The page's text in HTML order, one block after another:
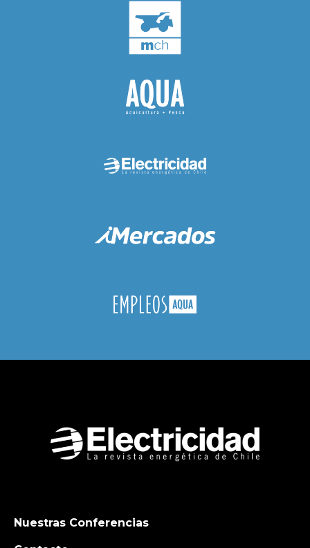
Nuestras Conferencias